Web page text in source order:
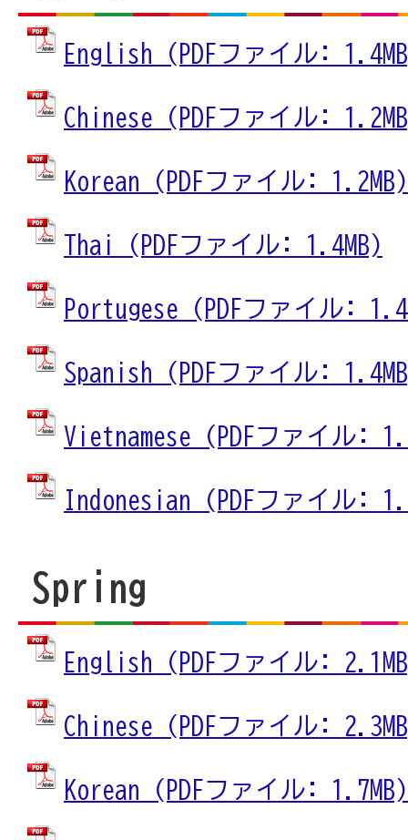
English (PDFファイル:
Chinese (PDFファイル:
Korean (PDFファイル: 1.2MB)
Thai (PDFファイル: 1.4MB)
Portugese (PDFファイル:
Spanish (PDFファイル:
Vietnamese (PDFファイル:
Indonesian (PDFファイル:
Spring
English (PDFファイル:
Chinese (PDFファイル:
Korean (PDFファイル: 1.7MB)